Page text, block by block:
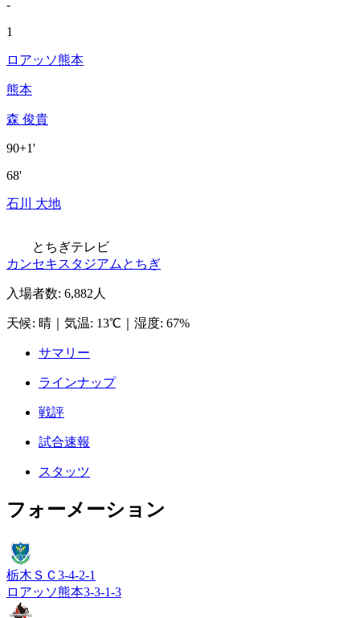
-
1
ロアッソ熊本
熊本
森 俊貴
90+1'
68'
石川 大地
とちぎテレビ
カンセキスタジアムとちぎ
入場者数: 6,882人
天候: 晴 気温: 13℃ 湿度: 67%
サマリー
ラインナップ
戦評
試合速報
スタッツ
フォーメーション
栃木ＳＣ 3-4-2-1
ロアッソ熊本3-3-1-3